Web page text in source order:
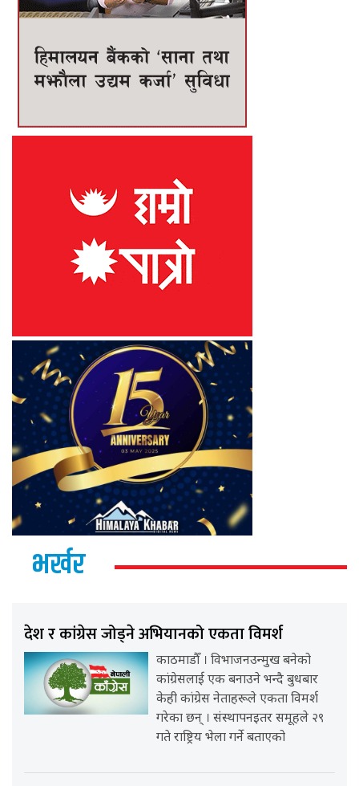
भर्खर
देश र कांग्रेस जोड्ने अभियानको एकता विमर्श
काठमाडौँ । विभाजनउन्मुख बनेको
कांग्रेसलाई एक बनाउने भन्दै बुधबार
केही कांग्रेस नेताहरूले एकता विमर्श
गरेका छन् । संस्थापनइतर समूहले २९
गते राष्ट्रिय भेला गर्ने बताएको